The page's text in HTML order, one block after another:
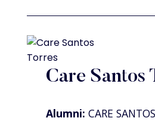
Care Santos
Alumni: CARE